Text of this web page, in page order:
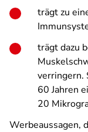
trägt zu
trägt dazu
verringern.
60 Jahren
20
Werbeaussagen,